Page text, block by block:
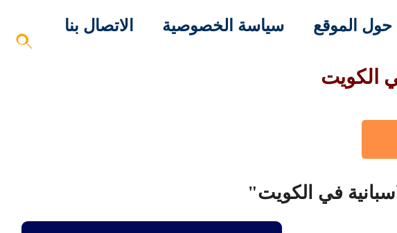
حول الموقع سياسة الخصوصية الاتصال بنا
الكويت
في الكويت"